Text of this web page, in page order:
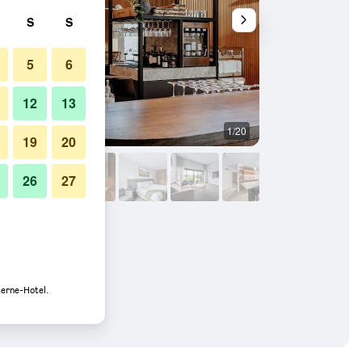
1/20
S S
5 6
12 13
19 20
26 27
Hotel.